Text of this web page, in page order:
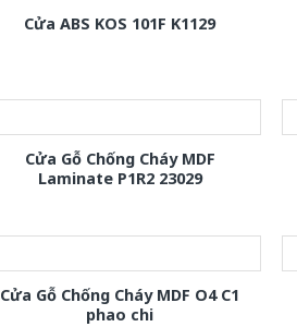
Cửa ABS KOS 101F K1129
Cửa Gỗ Chống Cháy MDF
Laminate P1R2 23029
Cửa Gỗ Chống Cháy MDF O4 C1
phao chi